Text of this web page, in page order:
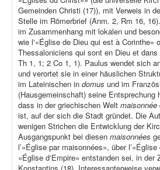
Gemeinden Christi (17)), mit Verweis in
Stelle im Römerbrief (Anm. 2, Rm 16,
im Zusammenhang mit lokalen und
wie l‘«Église de Dieu qui est à Corinthe»
Thessaloniciens qui sont en Dieu et
Th 1, 1; 2 Co 1, 1). Paulus wendet sich
und verortet sie in einer häuslichen
im Lateinischen in domus und im
(Hausgemeinschaft) seine Entsprechung
dass in der griechischen Welt maisonnée
ist, auf der sich die Stadt gründet. Die
wenigen Strichen die Entwicklung der
Ausgangspunkt bei diesen maisonnées
l’«Église par maisonnées», über
«Église d‘Empire» entstanden sei, in der